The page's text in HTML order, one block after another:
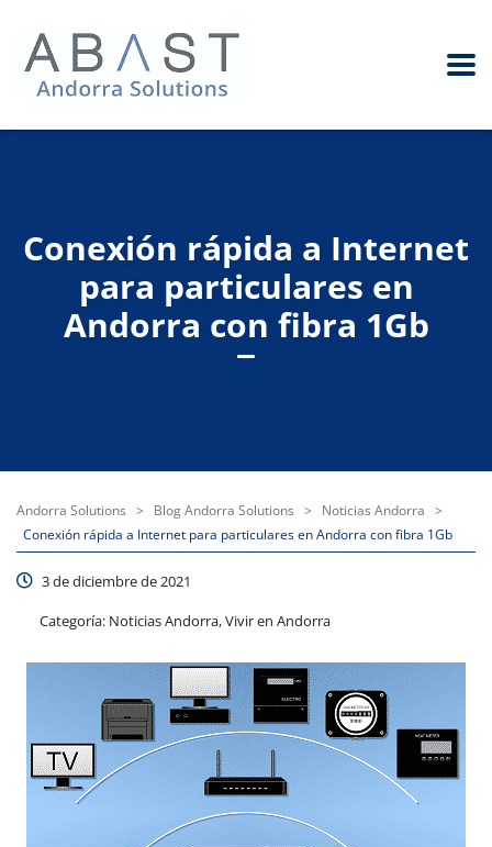
Andorra Solutions > Blog Andorra Solutions > Noticias Andorra >
Conexión rápida a Internet para particulares en Andorra con fibra 1Gb
Conexión rápida a Internet
para particulares en
Andorra con fibra 1Gb
3 de diciembre de 2021
Categoría: Noticias Andorra, Vivir en Andorra